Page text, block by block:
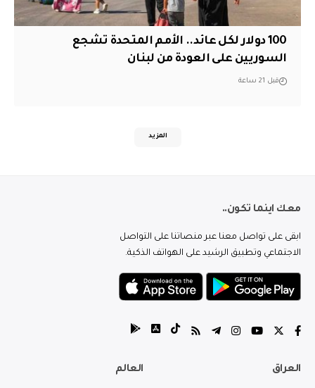
100 دولار لكل عائد.. الأمم المتحدة تشجع
السوريين على العودة من لبنان
قبل 21 ساعة
المزيد
معك اينما تكون..
ابقى على تواصل معنا عبر منصاتنا على التواصل
الاجتماعي وتطبيق الرشيد على الهواتف الذكية.
العراق العالم